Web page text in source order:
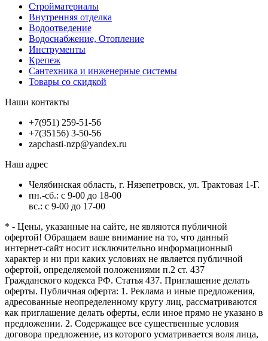
Стройматериалы
Внутренняя отделка
Водоотведение
Водоснабжение, Отопление
Инструменты
Крепеж
Сантехника и инженерные системы
Товары со скидкой
Наши контакты
+7(951) 259-51-56
+7(35156) 3-50-56
zapchasti-nzp@yandex.ru
Наш адрес
Челябинская область, г. Нязепетровск, ул. Трактовая 1-Г.
пн.-сб.: с 9-00 до 18-00
вс.: с 9-00 до 17-00
* - Цены, указанные на сайте, не являются публичной
офертой! Обращаем ваше внимание на то, что данный
интернет-сайт носит исключительно информационный
характер и ни при каких условиях не является публичной
офертой, определяемой положениями п.2 ст. 437
Гражданского кодекса РФ. Статья 437. Приглашение делать
оферты. Публичная оферта: 1. Реклама и иные предложения,
адресованные неопределенному кругу лиц, рассматриваются
как приглашение делать оферты, если иное прямо не указано в
предложении. 2. Содержащее все существенные условия
договора предложение, из которого усматривается воля лица,